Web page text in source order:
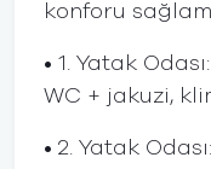
konforu
• 1. Yatak
WC + jakuzi,
• 2. Yatak